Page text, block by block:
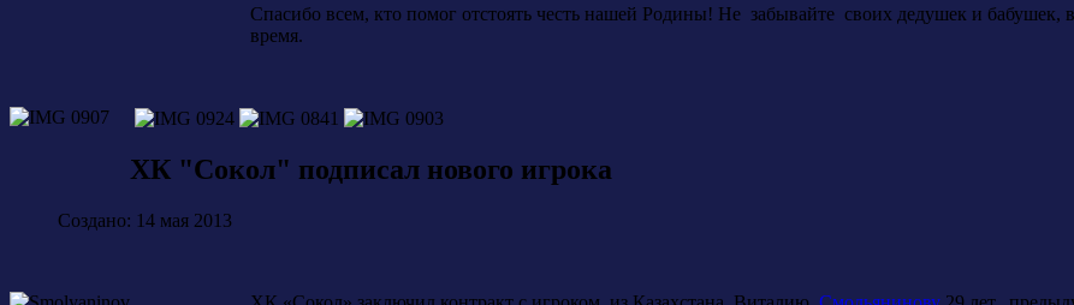
Спасибо всем, кто помог отстоять честь нашей Родины! Не забывайте своих дедушек и
время.
ХК "Сокол" подписал нового игрока
Создано: 14 мая 2013